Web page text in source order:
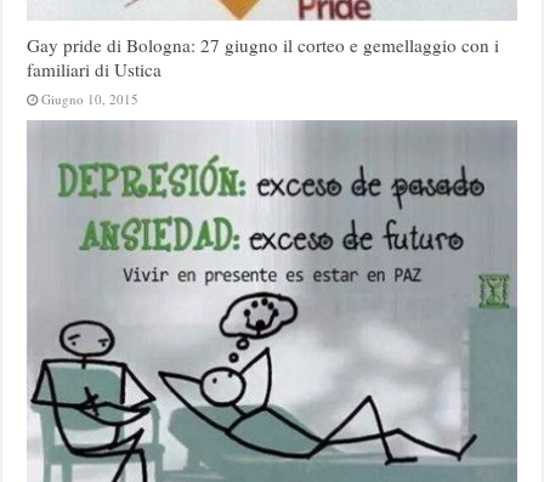
Gay pride di Bologna: 27 giugno il corteo e gemellaggio con i
familiari di Ustica
Giugno 10, 2015